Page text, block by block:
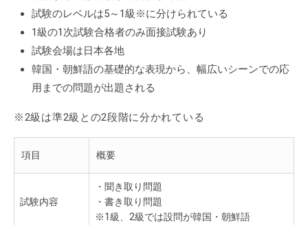
試験のレベルは5～1級※に分けられている
1級の1次試験合格者のみ面接試験あり
試験会場は日本各地
韓国・朝鮮語の基礎的な表現から、幅広いシーンでの応
用までの問題が出題される
※2級は準2級との2段階に分かれている
項目 概要
試験内容
・聞き取り問題
・書き取り問題
※1級、2級では設問が韓国・朝鮮語